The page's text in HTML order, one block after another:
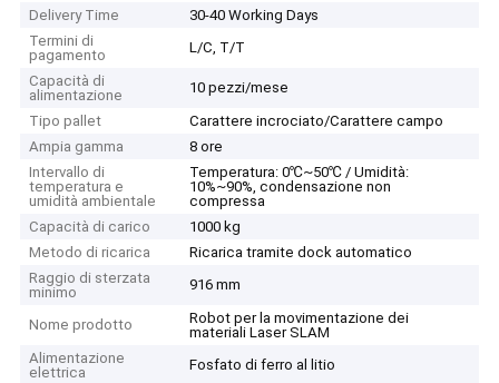
Delivery Time
30-40 Working Days
Termini di
pagamento
L/C, T/T
Capacità di
alimentazione
10 pezzi/mese
Tipo pallet
Carattere incrociato/Carattere campo
Ampia gamma
8 ore
Intervallo di
temperatura e
umidità ambientale
Temperatura: 0℃~50℃ / Umidità:
10%~90%, condensazione non
compressa
Capacità di carico
1000 kg
Metodo di ricarica
Ricarica tramite dock automatico
Raggio di sterzata
minimo
916 mm
Nome prodotto
Robot per la movimentazione dei
materiali Laser SLAM
Alimentazione
elettrica
Fosfato di ferro al litio